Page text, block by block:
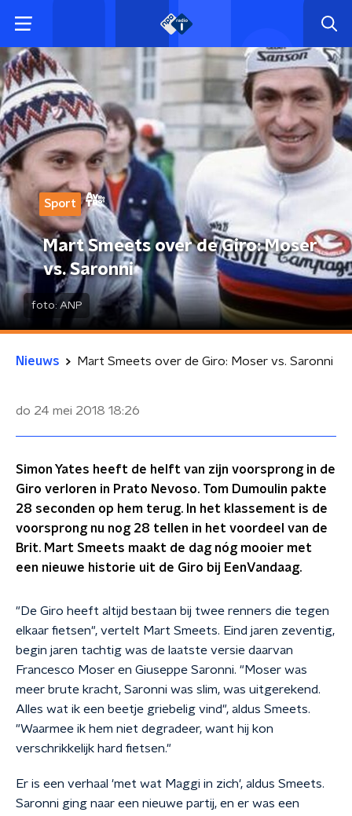
Sport
Mart Smeets over de Giro: Moser
vs. Saronni
foto: ANP
Nieuws Mart Smeets over de Giro: Moser vs. Saronni
do 24 mei 2018 18:26
Simon Yates heeft de helft van zijn voorsprong in de
Giro verloren in Prato Nevoso. Tom Dumoulin pakte
28 seconden op hem terug. In het klassement is de
voorsprong nu nog 28 tellen in het voordeel van de
Brit. Mart Smeets maakt de dag nóg mooier met
een nieuwe historie uit de Giro bij EenVandaag.
"De Giro heeft altijd bestaan bij twee renners die tegen
elkaar fietsen", vertelt Mart Smeets. Eind jaren zeventig,
begin jaren tachtig was de laatste versie daarvan
Francesco Moser en Giuseppe Saronni. "Moser was
meer brute kracht, Saronni was slim, was uitgerekend.
Alles wat ik een beetje griebelig vind", aldus Smeets.
"Waarmee ik hem niet degradeer, want hij kon
verschrikkelijk hard fietsen."
Er is een verhaal 'met wat Maggi in zich', aldus Smeets.
Saronni ging naar een nieuwe partij, en er was een